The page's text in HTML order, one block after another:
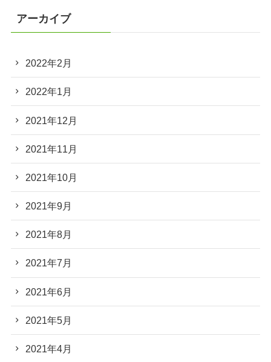
アーカイブ
2022年2月
2022年1月
2021年12月
2021年11月
2021年10月
2021年9月
2021年8月
2021年7月
2021年6月
2021年5月
2021年4月